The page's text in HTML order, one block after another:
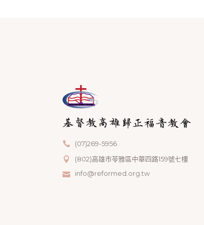
(07)269-5956
(802)高雄市苓雅區中華四路159號七樓
info@reformed.org.tw